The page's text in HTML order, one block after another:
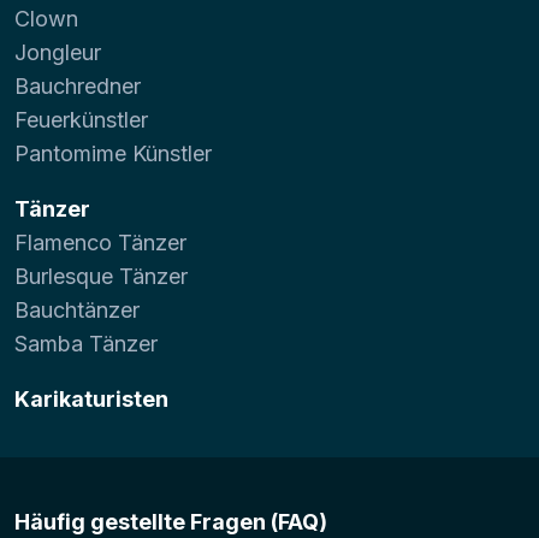
Clown
Jongleur
Bauchredner
Feuerkünstler
Pantomime Künstler
Tänzer
Flamenco Tänzer
Burlesque Tänzer
Bauchtänzer
Samba Tänzer
Karikaturisten
Häufig gestellte Fragen (FAQ)